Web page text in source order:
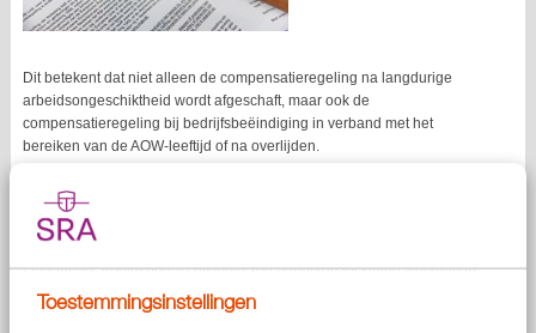
Toestemmingsinstellingen
Dit betekent dat niet alleen de compensatieregeling na langdurige
arbeidsongeschiktheid wordt afgeschaft, maar ook de
compensatieregeling bij bedrijfsbeëindiging in verband met het
bereiken van de AOW-leeftijd of na overlijden.
Na uitstel volledige afschaffing voor alle
werkgevers
langdurige arbeidsongeschiktheid zou beperken tot kleine werkgevers
werd al eerder uitgesteld van 1 juli 2026 naar 1 januari 2027. Tot 1
januari 2027 heeft in ieder geval nog elke werkgever recht op die